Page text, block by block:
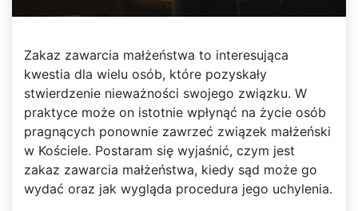
Zakaz zawarcia małżeństwa to interesująca
kwestia dla wielu osób, które pozyskały
stwierdzenie nieważności swojego związku. W
praktyce może on istotnie wpłynąć na życie osób
pragnących ponownie zawrzeć związek małżeński
w Kościele. Postaram się wyjaśnić, czym jest
zakaz zawarcia małżeństwa, kiedy sąd może go
wydać oraz jak wygląda procedura jego uchylenia.